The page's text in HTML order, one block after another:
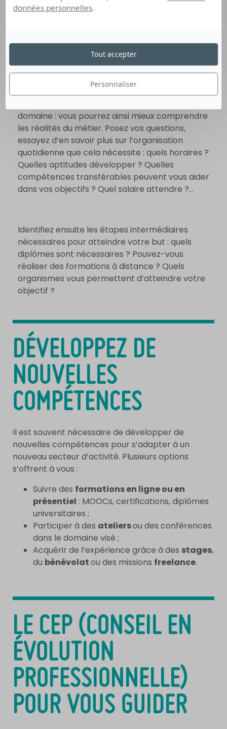
domaine : vous pourrez ainsi mieux comprendre
les réalités du métier. Posez vos questions,
essayez d’en savoir plus sur l’organisation
quotidienne que cela nécessite : quels horaires ?
Quelles aptitudes développer ? Quelles
compétences transférables peuvent vous aider
dans vos objectifs ? Quel salaire attendre ?…
Identifiez ensuite les étapes intermédiaires
nécessaires pour atteindre votre but : quels
diplômes sont nécessaires ? Pouvez-vous
réaliser des formations à distance ? Quels
organismes vous permettent d’atteindre votre
objectif ?
DÉVELOPPEZ DE
NOUVELLES
COMPÉTENCES
Il est souvent nécessaire de développer de
nouvelles compétences pour s’adapter à un
nouveau secteur d’activité. Plusieurs options
s’offrent à vous :
Suivre des formations en ligne ou en
présentiel : MOOCs, certifications, diplômes
universitaires ;
Participer à des ateliersou des conférences
dans le domaine visé ;
Acquérir de l’expérience grâce à des stages,
du bénévolatou des missions freelance.
LE CEP (CONSEIL EN
ÉVOLUTION
PROFESSIONNELLE)
POUR VOUS GUIDER
données personnelles.
Personnaliser
Tout accepter